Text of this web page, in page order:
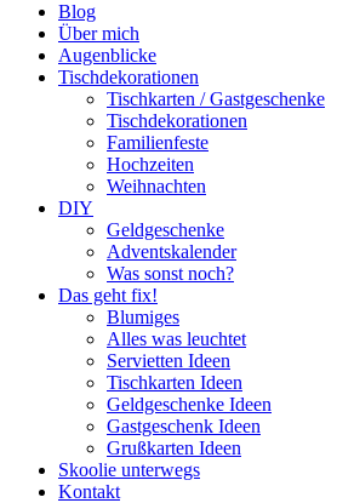
Blog
Über mich
Augenblicke
Tischdekorationen
Tischkarten / Gastgeschenke
Tischdekorationen
Familienfeste
Hochzeiten
Weihnachten
DIY
Geldgeschenke
Adventskalender
Was sonst noch?
Das geht fix!
Blumiges
Alles was leuchtet
Servietten Ideen
Tischkarten Ideen
Geldgeschenke Ideen
Gastgeschenk Ideen
Grußkarten Ideen
Skoolie unterwegs
Kontakt